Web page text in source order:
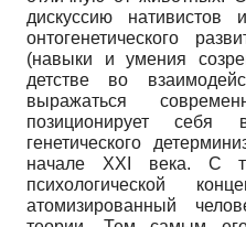
дискуссию
онтогенетического
(навыки и умения
детстве во
выражаться
позиционирует себя
генетического
начале ХХI века. С
психологической
атомизированный